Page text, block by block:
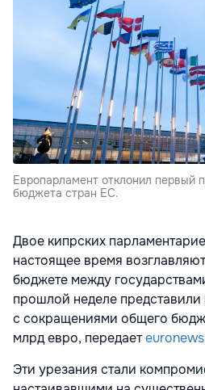
Европарламент отклонил первый
бюджета стран ЕС.
Двое кипрских
настоящее время
бюджете между
прошлой неделе
с сокращениями общего
млрд евро, передает
Эти урезания стали